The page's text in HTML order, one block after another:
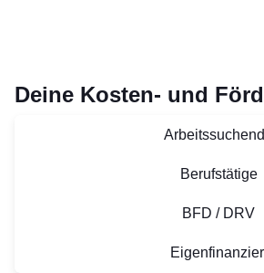
Deine Kosten- und
Berufstätige
BFD / DRV